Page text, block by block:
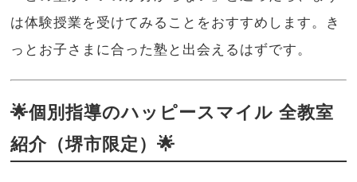
は体験授業を受けてみることをおすすめします。き
っとお子さまに合った塾と出会えるはずです。
🌟個別指導のハッピースマイル 全教室
紹介（堺市限定）🌟